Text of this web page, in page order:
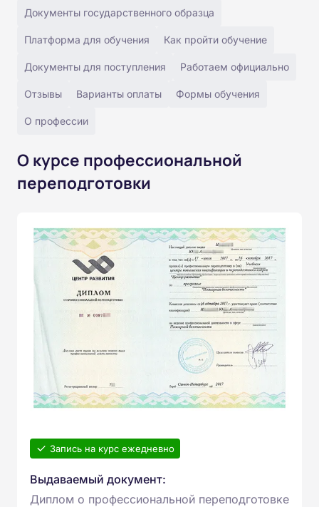
Документы государственного образца
Платформа для обучения Как пройти обучение
Документы для поступления Работаем официально
Отзывы Варианты оплаты Формы обучения
О профессии
О курсе профессиональной
переподготовки
Запись на курс ежедневно
Выдаваемый документ:
Диплом о профессиональной переподготовке